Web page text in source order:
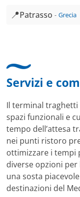
📍Patrasso Grecia
Servizi e
Il terminal traghetti
spazi funzionali e
tempo dell’attesa
nei punti ristoro
ottimizzare i tempi
diverse opzioni
una sosta
destinazioni del